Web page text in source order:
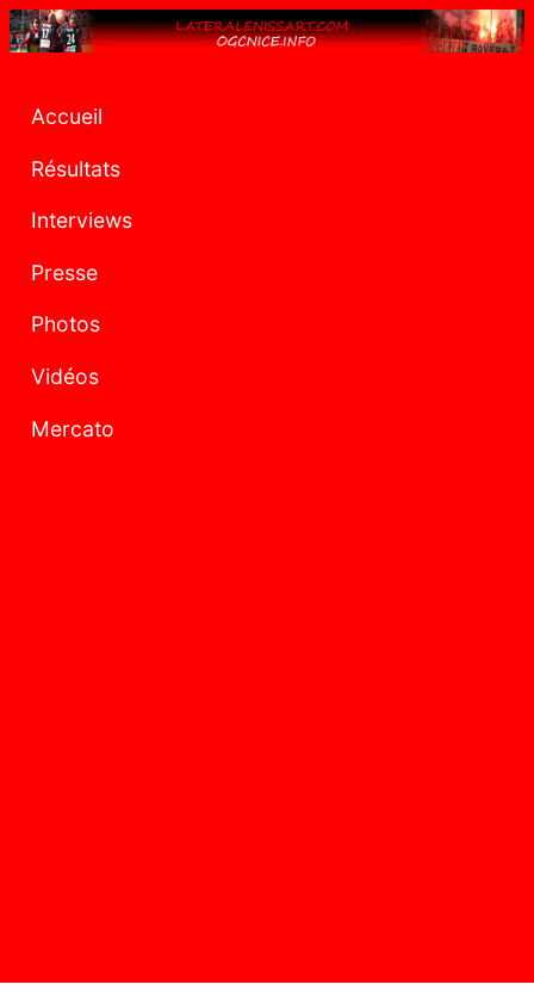
Accueil
Résultats
Interviews
Presse
Photos
Vidéos
Mercato